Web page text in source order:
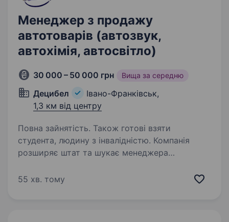
Менеджер з продажу
автотоварів (автозвук,
автохімія, автосвітло)
30 000 – 50 000 грн Вища за середню
Децибел
Івано-Франківськ,
1,3 км від центру
Повна зайнятість. Також готові взяти
студента, людину з інвалідністю. Компанія
розширяє штат та шукає менеджера
товари (автозвук, автохімія, автосвітло).
55 хв. тому